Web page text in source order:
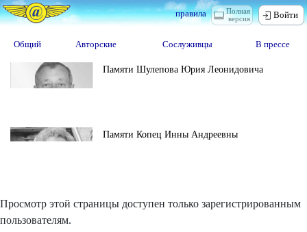
Полная
версия
правила Войти
Общий Авторские Сослуживцы В прессе
Памяти Шулепова Юрия Леонидовича
Памяти Копец Инны Андреевны
Просмотр этой страницы доступен только зарегистрированным
пользователям.